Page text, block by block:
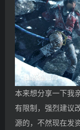
本来想分享一下我
有限制，强烈建议
源的，不然现在发